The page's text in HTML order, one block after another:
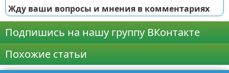
Жду ваши вопросы и мнения в комментариях
Подпишись на нашу группу ВКонтакте
Похожие статьи